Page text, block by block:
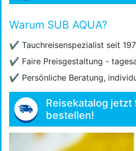
Warum SUB AQUA?
✔ Tauchreisenspezialist seit
✔ Faire Preisgestaltung -
✔ Persönliche Beratung,
Reisekatalog jetzt
bestellen!